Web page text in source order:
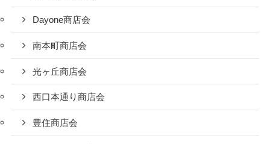
Dayone商店会
南本町商店会
光ヶ丘商店会
西口本通り商店会
豊住商店会